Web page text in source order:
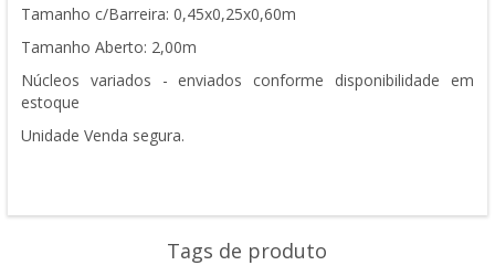
Tamanho c/Barreira: 0,45x0,25x0,60m
Tamanho Aberto: 2,00m
Núcleos variados - enviados conforme disponibilidade em
estoque
Unidade Venda segura.
Tags de produto